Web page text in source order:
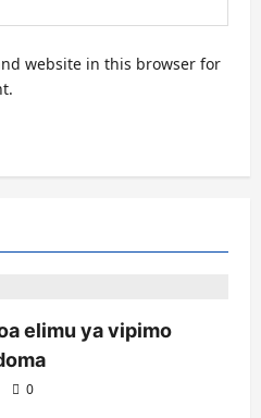
website in this browser for
elimu ya vipimo
0